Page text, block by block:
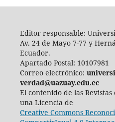
Editor responsable:
Av. 24 de Mayo 7-77 y
Ecuador.
Apartado Postal: 10107981
Correo electrónico:
verdad@uazuay.edu.ec
El contenido de las
una Licencia de
Creative Commons